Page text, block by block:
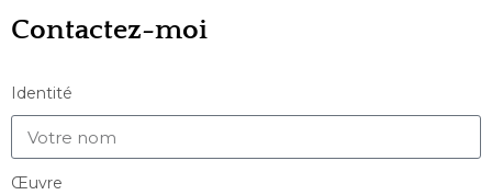
Contactez-moi
Identité
Œuvre